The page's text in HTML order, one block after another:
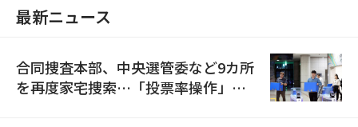
最新ニュース
合同捜査本部、中央選管委など9カ所
を再度家宅捜索…「投票率操作」の